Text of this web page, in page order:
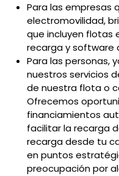
Para las empresas
electromovilidad,
que incluyen flotas
recarga y software
Para las personas,
nuestros servicios
de nuestra flota o
Ofrecemos
financiamientos
facilitar la recarga
recarga desde tu
en puntos
preocupación por